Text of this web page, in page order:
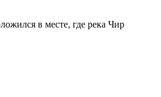
в месте, где река Чир